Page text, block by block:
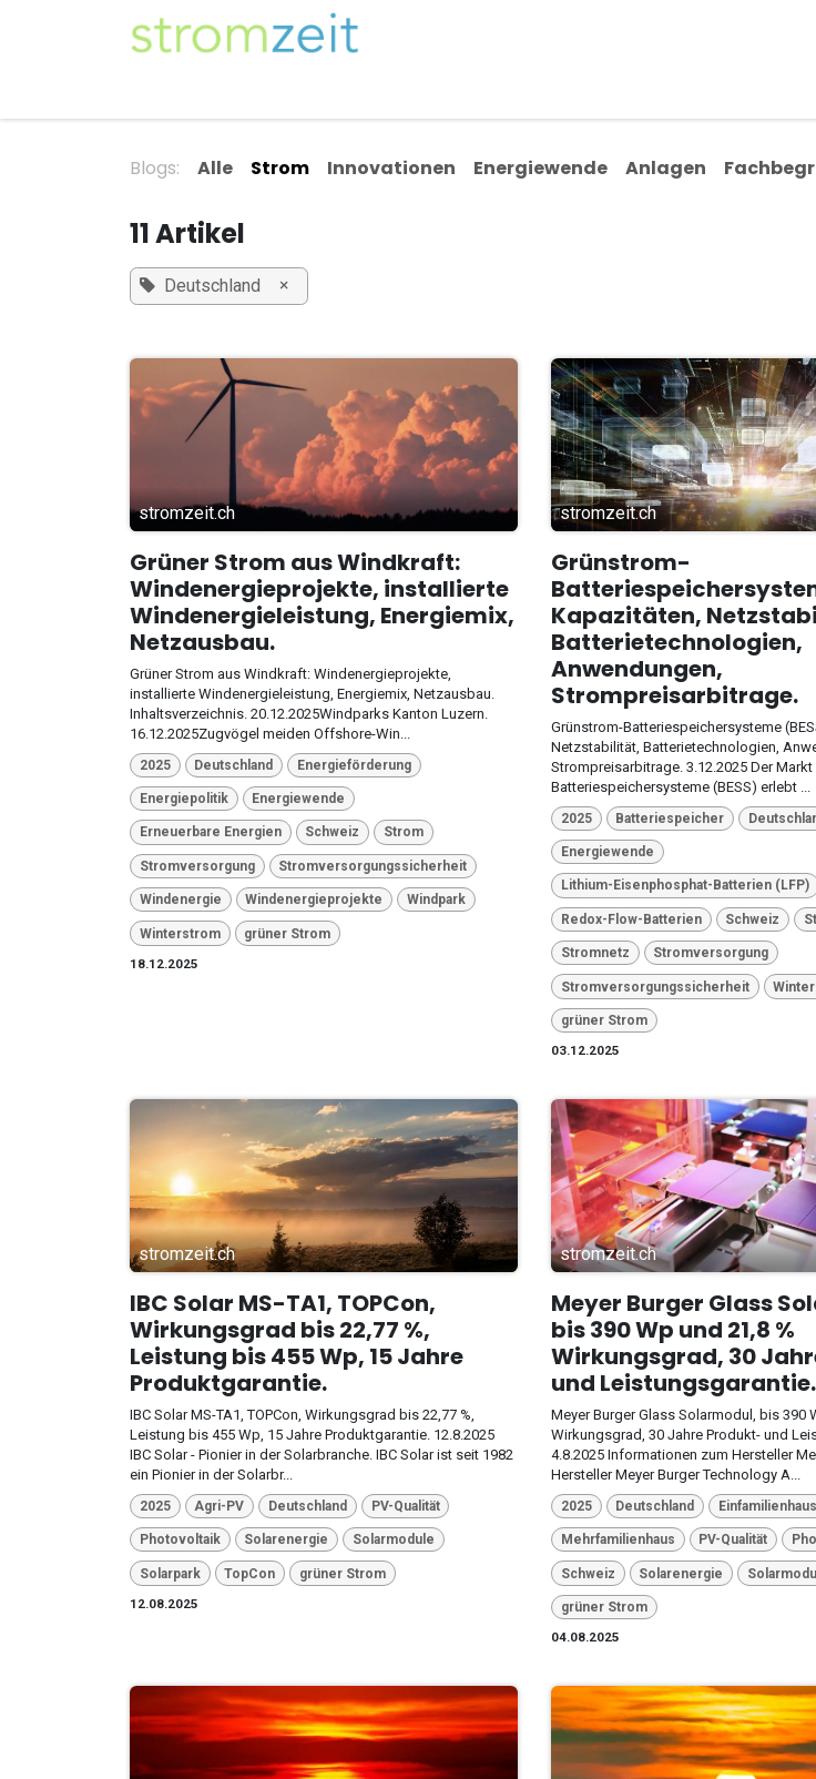
Zum Inhalt springen
Blogs: Alle Strom Innovationen Energiewende Anlagen
11 Artikel
Deutschland ×
stromzeit.ch
Grüner Strom aus Windkraft:
Windenergieprojekte, installierte
Windenergieleistung, Energiemix,
Netzausbau.
Grüner Strom aus Windkraft: Windenergieprojekte,
installierte Windenergieleistung, Energiemix, Netzausbau.
Inhaltsverzeichnis. 20.12.2025Windparks Kanton Luzern.
16.12.2025Zugvögel meiden Offshore-Win...
2025 Deutschland Energieförderung
Energiepolitik Energiewende
Erneuerbare Energien Schweiz Strom
Stromversorgung Stromversorgungssicherheit
Windenergie Windenergieprojekte Windpark
Winterstrom
grüner Strom
18.12.2025
stromzeit.ch
Grünstrom-
Kapazitäten,
Batterietechnologien,
Anwendungen,
Strompreisarbitrage.
Grünstrom-Batteriespeichersysteme
Netzstabilität, Batterietechnologien,
Strompreisarbitrage. 3.12.2025 Der
Batteriespeichersysteme (BESS) erlebt ...
2025 Batteriespeicher
Energiewende
Lithium-Eisenphosphat-Batterien (LFP)
Redox-Flow-Batterien Schweiz
Stromnetz Stromversorgung
Stromversorgungssicherheit
grüner Strom
03.12.2025
stromzeit.ch
IBC Solar MS-TA1, TOPCon,
Wirkungsgrad bis 22,77 %,
Leistung bis 455 Wp, 15 Jahre
Produktgarantie.
IBC Solar MS-TA1, TOPCon, Wirkungsgrad bis 22,77 %,
Leistung bis 455 Wp, 15 Jahre Produktgarantie. 12.8.2025
IBC Solar - Pionier in der Solarbranche. IBC Solar ist seit 1982
ein Pionier in der Solarbr...
2025 Agri-PV Deutschland PV-Qualität
Photovoltaik Solarenergie Solarmodule
Solarpark TopCon
grüner Strom
12.08.2025
stromzeit.ch
Meyer Burger Glass
bis 390 Wp und 21,8 %
Wirkungsgrad, 30
und Leistungsgarantie.
Meyer Burger Glass Solarmodul, bis 390
Wirkungsgrad, 30 Jahre Produkt- und
4.8.2025 Informationen zum Hersteller
Hersteller Meyer Burger Technology A...
2025 Deutschland Einfamilienhaus
Mehrfamilienhaus PV-Qualität
Schweiz Solarenergie
grüner Strom
04.08.2025